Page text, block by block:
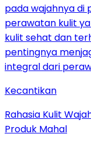
Kecantikan
Rahasia Kulit
Produk Mahal